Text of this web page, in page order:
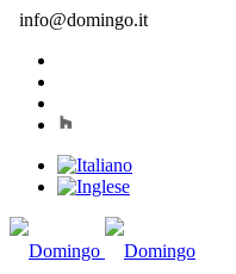
info@domingo.it